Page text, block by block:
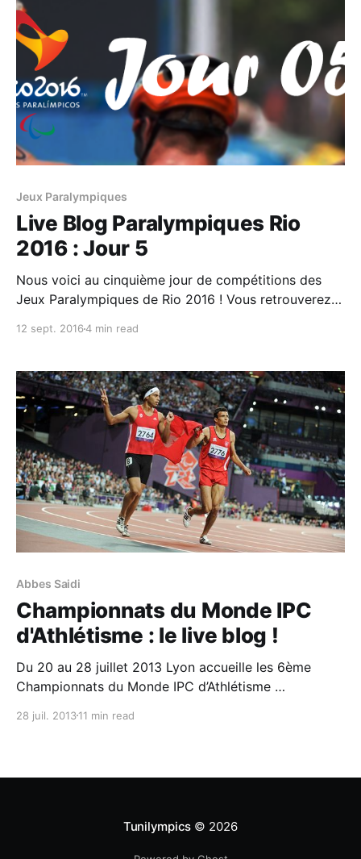
Jeux Paralympiques
Live Blog Paralympiques Rio
2016 : Jour 5
Nous voici au cinquième jour de compétitions des
Jeux Paralympiques de Rio 2016 ! Vous retrouverez
#TeamTN (qui ne sera représentée que dans les
pratiques sur ces jeux et comment les suivre. Tout d’
12 sept. 20164 min read
Abbes Saidi
Championnats du Monde IPC
d'Athlétisme : le live blog !
Du 20 au 28 juillet 2013 Lyon accueille les 6ème
Championnats du Monde IPC d’Athlétisme
représenteront la Tunisie, avec pour ambition de faire
28 juil. 201311 min read
Tunilympics © 2026